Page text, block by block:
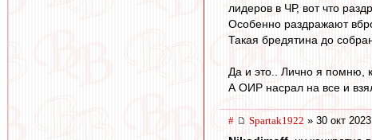
лидеров в ЧР, вот что
Особенно раздражают
Такая бредятина до
Да и это.. Лично я помню,
А ОИР насрал на все и
# Spartak1922 » 30 окт